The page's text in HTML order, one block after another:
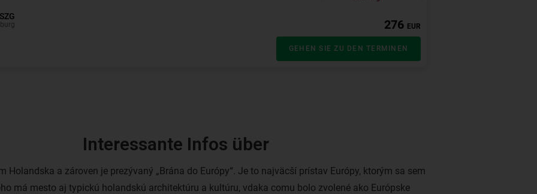
Interessante Infos über
Holandska a zároven je prezývaný „Brána do Európy“. Je to najväcší prístav Európy, ktorým sa sem
má mesto aj typickú holandskú architektúru a kultúru, vdaka comu bolo zvolené ako Európske